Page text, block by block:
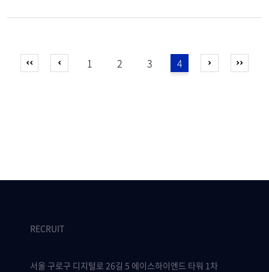
1 2 3 4
RECRUIT
서울 구로구 디지털로 26길 5 에이스하이엔드 타워 1차